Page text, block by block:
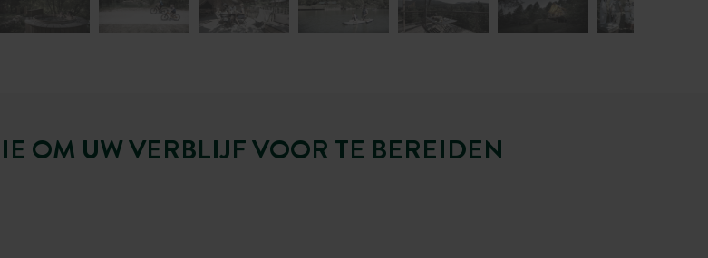
OM UW VERBLIJF VOOR TE BEREIDEN